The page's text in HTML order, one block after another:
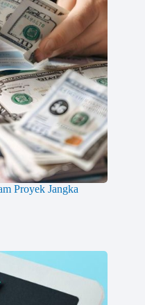
Proyek Jangka